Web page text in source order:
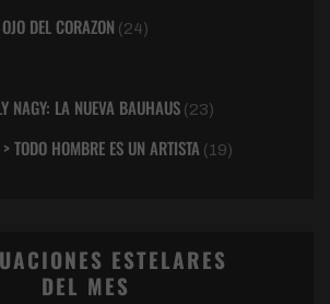
DEL CORAZON (24)
NAGY: LA NUEVA BAUHAUS (23)
TODO HOMBRE ES UN ARTISTA (19)
ESTELARES
DEL MES